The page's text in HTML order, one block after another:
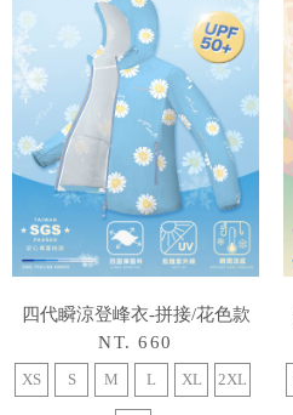
四代瞬涼登峰衣-拼接/花色款
NT. 660
XS S M L XL 2XL